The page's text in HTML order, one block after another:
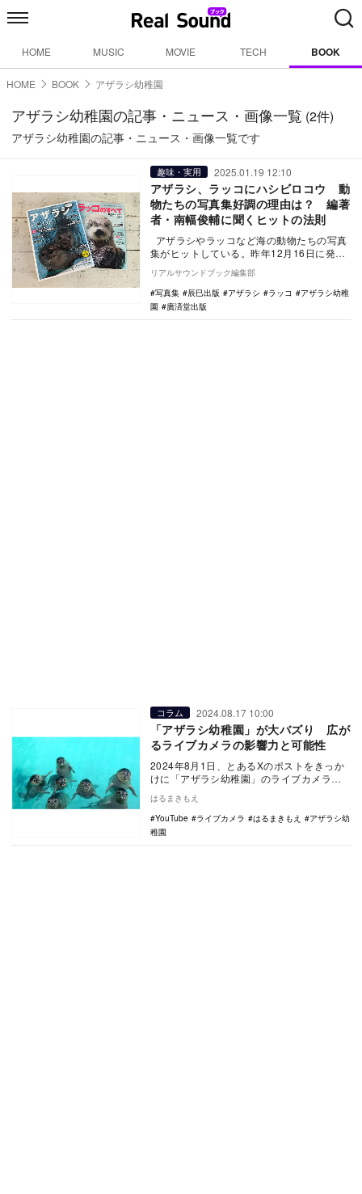
HOME MUSIC MOVIE TECH BOOK
HOME BOOK アザラシ幼稚園
アザラシ幼稚園の記事・ニュース・画像一覧 (2件)
アザラシ幼稚園の記事・ニュース・画像一覧です
趣味・実用 2025.01.19 12:10
アザラシ、ラッコにハシビロコウ 動
物たちの写真集好調の理由は？ 編著
者・南幅俊輔に聞くヒットの法則
アザラシやラッコなど海の動物たちの写真
集がヒットしている。昨年12月16日に発売
された『アザラシまるごとBOOK』（辰巳出
版…
リアルサウンドブック編集部
写真集
辰巳出版 アザラシ ラッコ
アザラシ幼稚
園
廣済堂出版
コラム 2024.08.17 10:00
「アザラシ幼稚園」が大バズり 広が
るライブカメラの影響力と可能性
2024年8月1日、とあるXのポストをきっか
けに「アザラシ幼稚園」のライブカメラが
か。話題…
はるまきもえ
YouTube
ライブカメラ はるまきもえ
アザラシ幼
稚園